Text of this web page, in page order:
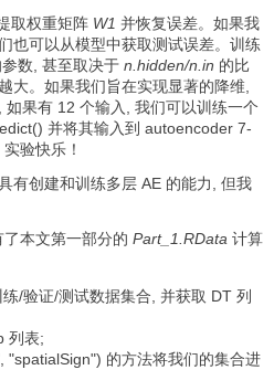
取权重矩阵 W1 并恢复误差。如果我
也可以从模型中获取测试误差。训练
数, 甚至取决于 n.hidden/n.in 的比
大。如果我们旨在实现显著的降维,
果有 12 个输入, 我们可以训练一个
并将其输入到 autoencoder 7-
验快乐！
有创建和训练多层 AE 的能力, 但我
本文第一部分的 Part_1.RData 计算
/验证/测试数据集合, 并获取 DT 列
列表;
"spatialSign") 的方法将我们的集合进